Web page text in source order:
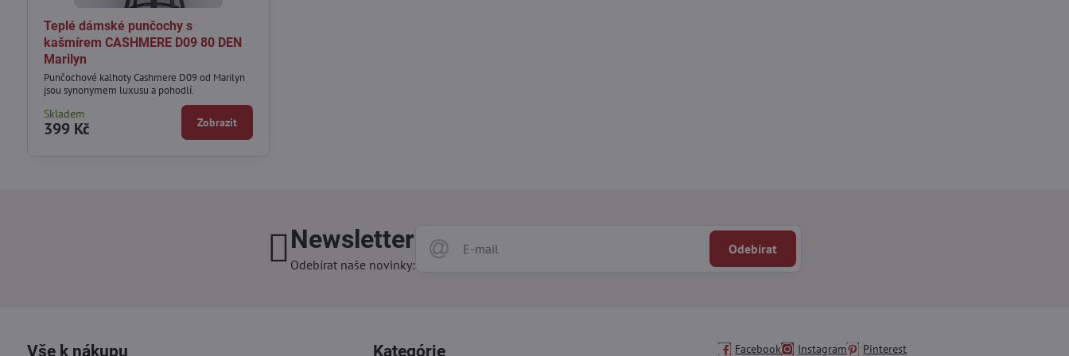
Teplé dámské punčochy s
kašmírem CASHMERE D09 80 DEN
Marilyn
Punčochové kalhoty Cashmere D09 od Marilyn
jsou synonymem luxusu a pohodlí.
Skladem
399 Kč Zobrazit
Newsletter
Odebírat naše novinky:
Odebírat
Vše k nákupu Kategórie Facebook Instagram Pinterest